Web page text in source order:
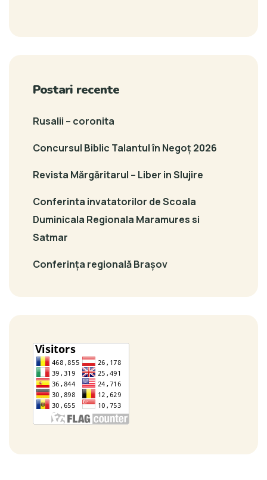
Postari recente
Rusalii – coronita
Concursul Biblic Talantul în Negoț 2026
Revista Mărgăritarul – Liber in Slujire
Conferinta invatatorilor de Scoala
Duminicala Regionala Maramures si
Satmar
Conferința regională Brașov